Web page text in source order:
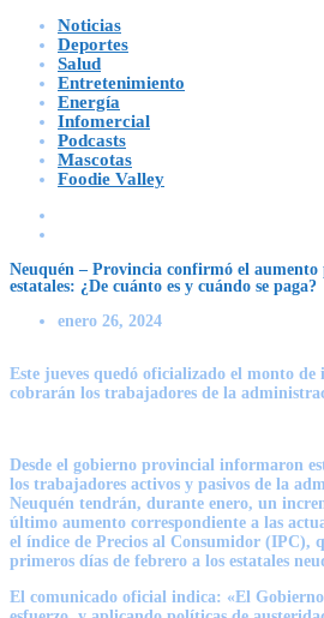
Noticias
Deportes
Salud
Entretenimiento
Energía
Infomercial
Podcasts
Mascotas
Foodie Valley
Neuquén – Provincia confirmó el aumento
estatales: ¿De cuánto es y cuándo se paga?
enero 26, 2024
Este jueves quedó oficializado el monto
cobrarán los trabajadores de la
Desde el gobierno provincial informaron
los trabajadores activos y pasivos de la
Neuquén tendrán, durante enero, un
último aumento correspondiente a las
el índice de Precios al Consumidor (IPC),
primeros días de febrero a los estatales
El comunicado oficial indica: «El